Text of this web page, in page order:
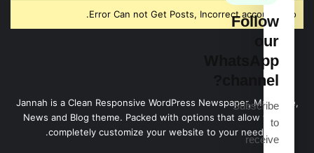
Error Can not Get Posts, Incorrect account info.
Jannah is a Clean Responsive WordPress Newspaper, Magazine,
News and Blog theme. Packed with options that allow you to
completely customize your website to your needs.
Follow
our
WhatsApp
channel?
Subscribe
to
receive